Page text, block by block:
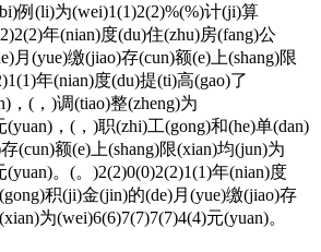
例(li)为(wei)1(1)2(2)%(%)计(ji)算
年(nian)度(du)住(zhu)房(fang)公
月(yue)缴(jiao)存(cun)额(e)上(shang)限
年(nian)度(du)提(ti)高(gao)了
，(，)调(tiao)整(zheng)为
(yuan)，(，)职(zhi)工(gong)和(he)单(dan)
(cun)额(e)上(shang)限(xian)均(jun)为
(yuan)。(。)2(2)0(0)2(2)1(1)年(nian)度
积(ji)金(jin)的(de)月(yue)缴(jiao)存
为(wei)6(6)7(7)7(7)4(4)元(yuan)。